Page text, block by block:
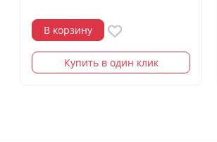
В корзину
Купить в один клик